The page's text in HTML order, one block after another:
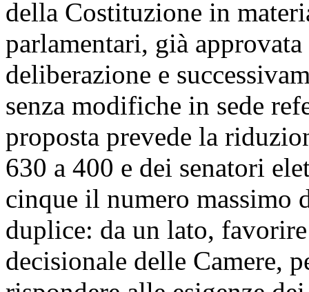
della Costituzione in
parlamentari, già
deliberazione e
senza modifiche in sede
proposta prevede la
630 a 400 e dei senatori
cinque il numero massimo
duplice: da un lato,
decisionale delle Camere,